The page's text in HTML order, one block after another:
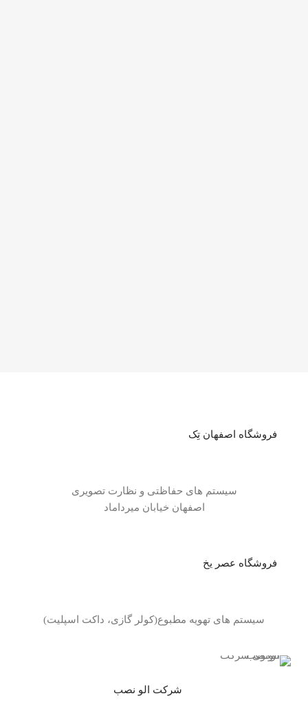
فروشگاه اصفهان تِک
سیستم های حفاظتی و نظارت تصویری
اصفهان خیابان میرداماد
فروشگاه عصر یخ
سیستم های تهویه مطبوع(کولر گازی، داکت اسپلیت)
شرکت الو نصب